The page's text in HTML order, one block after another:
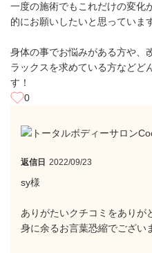
一度の施術でもこれだけの変化
的にお願いしたいと思っていま
身体の事でお悩みがある方や、
ラックスを求めている方などど
す！
0
返信日 2022/09/23
sy様
ありがたいクチコミをあり
身に余るお言葉恐縮でござい